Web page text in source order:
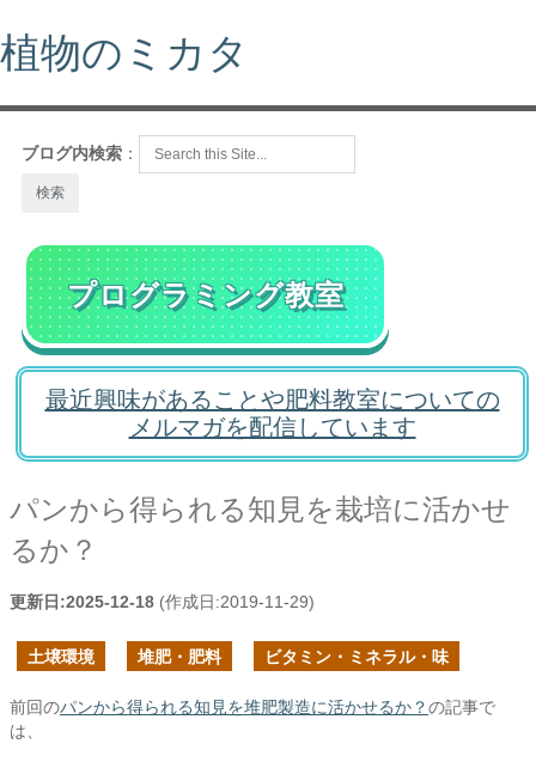
植物のミカタ
ブログ内検索 ：
プログラミング教室
最近興味があることや肥料教室についての
メルマガを配信しています
パンから得られる知見を栽培に活かせ
るか？
更新日:2025-12-18 (作成日:2019-11-29)
土壌環境 堆肥・肥料 ビタミン・ミネラル・味
前回のパンから得られる知見を堆肥製造に活かせるか？の記事で
は、